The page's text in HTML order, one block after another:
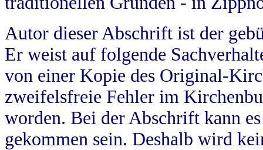
Autor dieser Abschrift ist der
Er weist auf folgende
von einer Kopie des Original-
zweifelsfreie Fehler im
worden. Bei der Abschrift kann
gekommen sein. Deshalb wird